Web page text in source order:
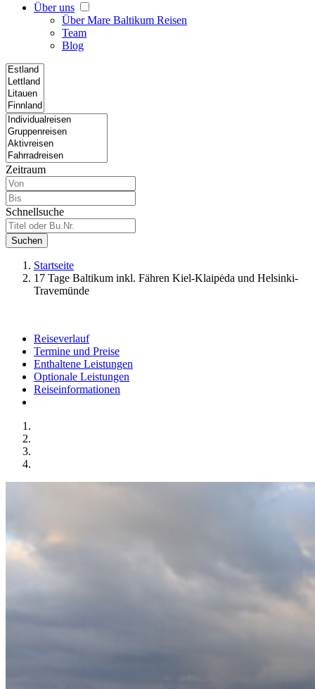
Über uns
Über Mare Baltikum Reisen
Team
Blog
Zeitraum
Schnellsuche
Suchen
Startseite
17 Tage Baltikum inkl. Fähren Kiel-Klaipėda und Helsinki-
Travemünde
Reiseverlauf
Termine und Preise
Enthaltene Leistungen
Optionale Leistungen
Reiseinformationen